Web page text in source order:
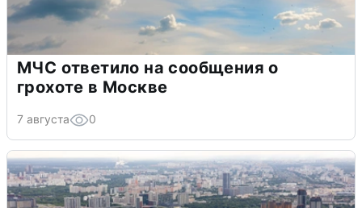
МЧС ответило на сообщения о
грохоте в Москве
7 августа 0